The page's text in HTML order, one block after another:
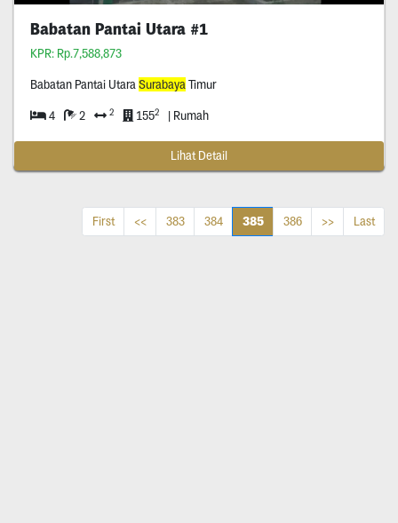
Babatan Pantai Utara #1
KPR: Rp.7,588,873
Babatan Pantai UtaraSurabayaTimur
4 2 2 1552 | Rumah
Lihat Detail
First << 383 384 385 386 >> Last